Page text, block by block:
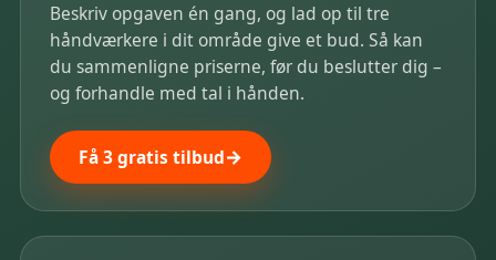
Beskriv opgaven én gang, og lad op til tre
håndværkere i dit område give et bud. Så kan
du sammenligne priserne, før du beslutter dig –
og forhandle med tal i hånden.
Få 3 gratis tilbud